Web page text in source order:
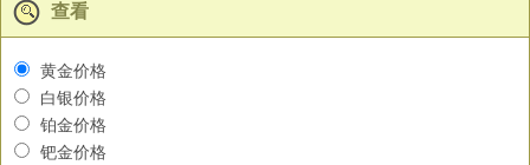
查看
黄金价格
白银价格
铂金价格
钯金价格